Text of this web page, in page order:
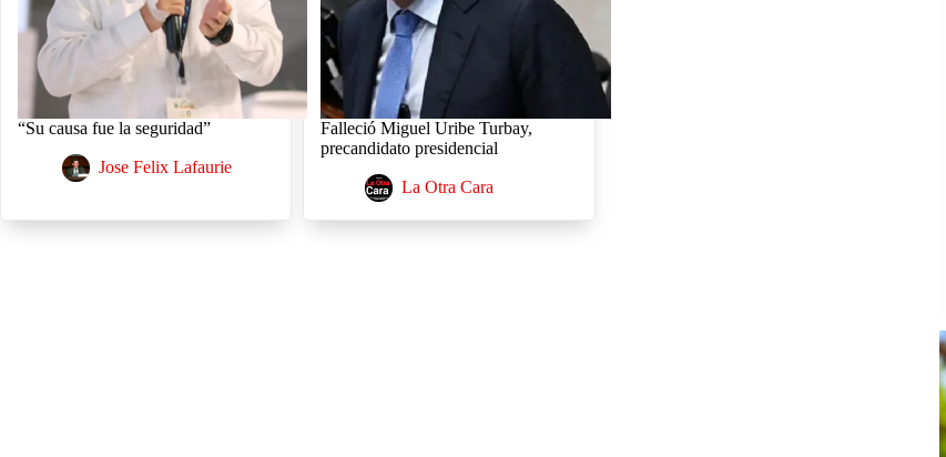
“Su causa fue la seguridad”
Jose Felix Lafaurie
Falleció Miguel Uribe Turbay,
precandidato presidencial
La Otra Cara